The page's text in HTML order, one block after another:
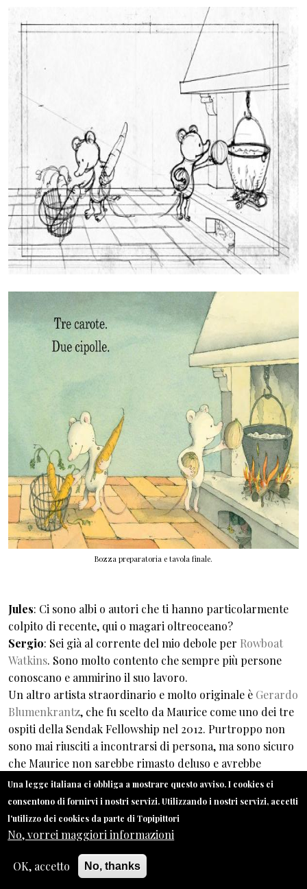
Bozza preparatoria e tavola finale.
Jules: Ci sono albi o autori che ti hanno particolarmente
colpito di recente, qui o magari oltreoceano?
Sergio: Sei già al corrente del mio debole per Rowboat
Watkins. Sono molto contento che sempre più persone
conoscano e ammirino il suo lavoro.
Un altro artista straordinario e molto originale è Gerardo
Blumenkrantz, che fu scelto da Maurice come uno dei tre
ospiti della Sendak Fellowship nel 2012. Purtroppo non
sono mai riusciti a incontrarsi di persona, ma sono sicuro
che Maurice non sarebbe rimasto deluso e avrebbe
apprezzato sia lui sia il suo lavoro, da cui era stato
affascinato a prima vista. Mi piacciono quegli artisti che
riescono a creare un universo personale, cosa che
Rowboat e Gerardo fanno egregiamente.
Una legge italiana ci obbliga a mostrare questo avviso. I cookies ci
consentono di fornirvi i nostri servizi. Utilizzando i nostri servizi, accetti
l'utilizzo dei cookies da parte di Topipittori
No, vorrei maggiori informazioni
OK, accetto No, thanks